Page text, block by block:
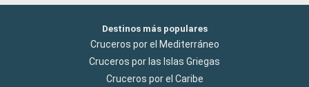
Destinos más populares
Cruceros por el Mediterráneo
Cruceros por las Islas Griegas
Cruceros por el Caribe